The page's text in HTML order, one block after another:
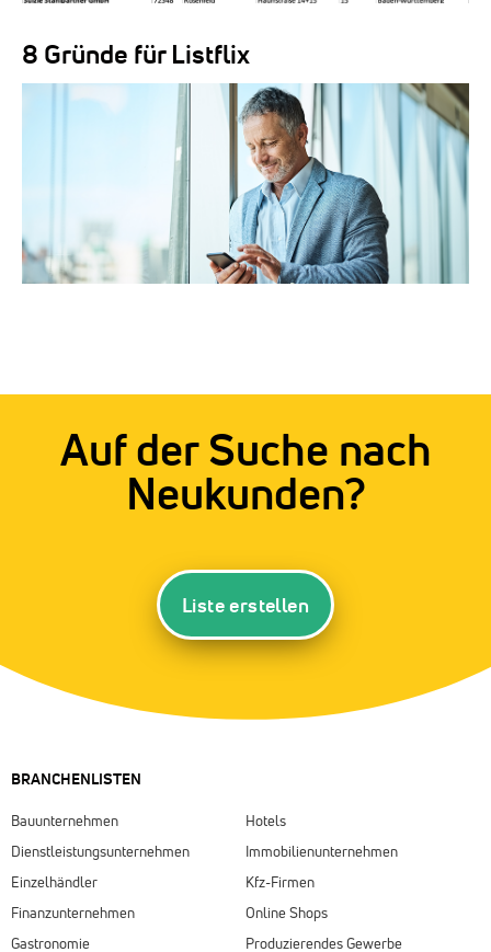
8 Gründe für Listflix
Auf der Suche nach
Neukunden?
Liste erstellen
BRANCHENLISTEN
Bauunternehmen
Dienstleistungsunternehmen
Einzelhändler
Finanzunternehmen
Gastronomie
Hotels
Immobilienunternehmen
Kfz-Firmen
Online Shops
Produzierendes Gewerbe